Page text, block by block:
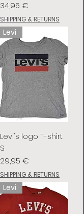
Preis
34,95 €
SHIPPING & RETURNS
Levi
Levi's logo T-shirt
S
Preis
29,95 €
SHIPPING & RETURNS
Levi